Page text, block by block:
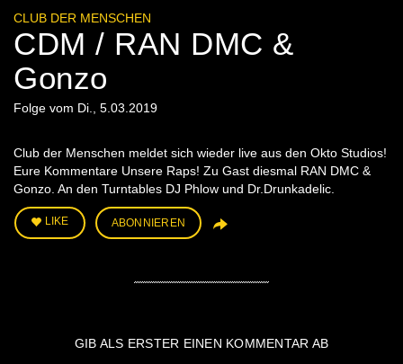
CLUB DER MENSCHEN
CDM / RAN DMC &
Gonzo
Folge vom Di., 5.03.2019
Club der Menschen meldet sich wieder live aus den Okto Studios!
Eure Kommentare Unsere Raps! Zu Gast diesmal RAN DMC &
Gonzo. An den Turntables DJ Phlow und Dr.Drunkadelic.
LIKE ABONNIEREN
GIB ALS ERSTER EINEN KOMMENTAR AB